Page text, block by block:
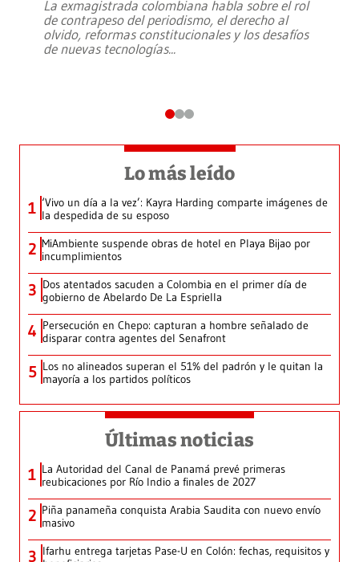
La exmagistrada colombiana habla sobre el rol
de contrapeso del periodismo, el derecho al
olvido, reformas constitucionales y los desafíos
de nuevas tecnologías...
Lo más leído
1 ‘Vivo un día a la vez’: Kayra Harding comparte imágenes de
la despedida de su esposo
2 MiAmbiente suspende obras de hotel en Playa Bijao por
incumplimientos
3 Dos atentados sacuden a Colombia en el primer día de
gobierno de Abelardo De La Espriella
4 Persecución en Chepo: capturan a hombre señalado de
disparar contra agentes del Senafront
5 Los no alineados superan el 51% del padrón y le quitan la
mayoría a los partidos políticos
Últimas noticias
1 La Autoridad del Canal de Panamá prevé primeras
reubicaciones por Río Indio a finales de 2027
2 Piña panameña conquista Arabia Saudita con nuevo envío
masivo
3 Ifarhu entrega tarjetas Pase-U en Colón: fechas, requisitos y